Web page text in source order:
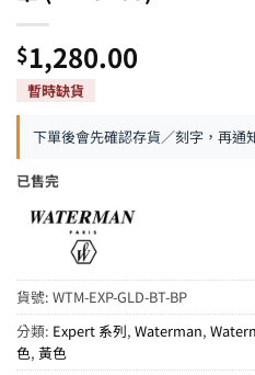
$1,280.00
下單後會先確認存貨／刻字，再通
已售完
貨號: WTM-EXP-GLD-BT-BP
分類: Expert 系列, Waterman,
色, 黃色